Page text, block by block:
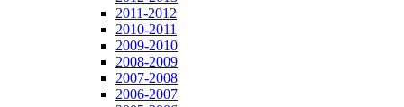
2011-2012
2010-2011
2009-2010
2008-2009
2007-2008
2006-2007